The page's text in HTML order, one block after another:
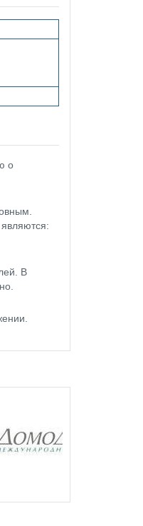
о
В